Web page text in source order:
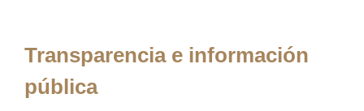
Transparencia e información
pública